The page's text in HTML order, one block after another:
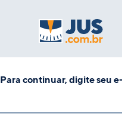
Para continuar, digite seu